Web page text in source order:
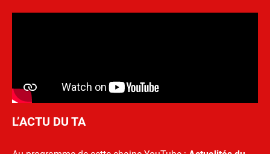
L’ACTU DU TA